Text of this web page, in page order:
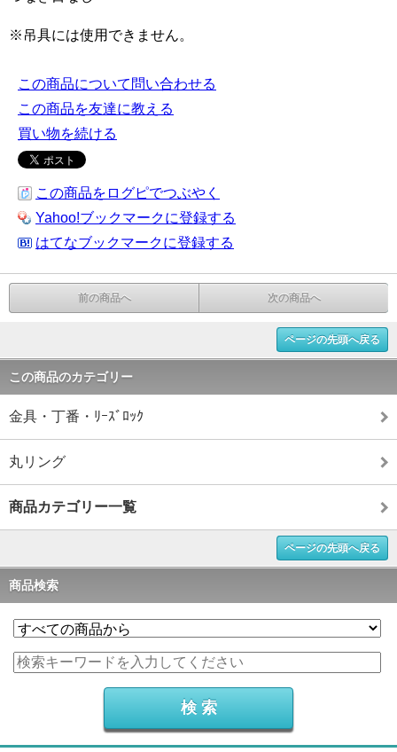
※吊具には使用できません。
この商品について問い合わせる
この商品を友達に教える
買い物を続ける
この商品をログピでつぶやく
Yahoo!ブックマークに登録する
はてなブックマークに登録する
前の商品へ 次の商品へ
ページの先頭へ戻る
この商品のカテゴリー
金具・丁番・ﾘｰｽﾞﾛｯｸ
丸リング
商品カテゴリー一覧
ページの先頭へ戻る
商品検索